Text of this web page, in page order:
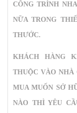
CÔNG TRÌNH
NỮA TRONG
THƯỚC.
KHÁCH HÀNG
THUỘC VÀO NHÀ
MUA MUỐN SỞ
NÀO THÌ YÊU